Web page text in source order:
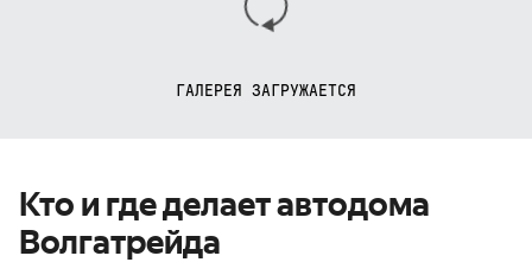
ГАЛЕРЕЯ ЗАГРУЖАЕТСЯ
Кто и где делает автодома
Волгатрейда